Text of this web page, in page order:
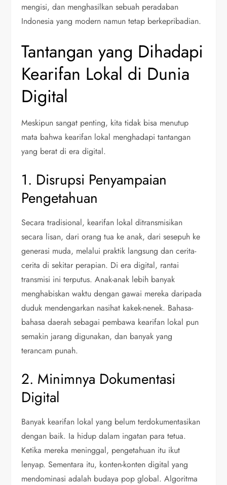
mengisi, dan menghasilkan sebuah peradaban
Indonesia yang modern namun tetap berkepribadian.
Tantangan yang Dihadapi
Kearifan Lokal di Dunia
Digital
Meskipun sangat penting, kita tidak bisa menutup
mata bahwa kearifan lokal menghadapi tantangan
yang berat di era digital.
1. Disrupsi Penyampaian
Pengetahuan
Secara tradisional, kearifan lokal ditransmisikan
secara lisan, dari orang tua ke anak, dari sesepuh ke
generasi muda, melalui praktik langsung dan cerita-
cerita di sekitar perapian. Di era digital, rantai
transmisi ini terputus. Anak-anak lebih banyak
menghabiskan waktu dengan gawai mereka daripada
duduk mendengarkan nasihat kakek-nenek. Bahasa-
bahasa daerah sebagai pembawa kearifan lokal pun
semakin jarang digunakan, dan banyak yang
terancam punah.
2. Minimnya Dokumentasi
Digital
Banyak kearifan lokal yang belum terdokumentasikan
dengan baik. Ia hidup dalam ingatan para tetua.
Ketika mereka meninggal, pengetahuan itu ikut
lenyap. Sementara itu, konten-konten digital yang
mendominasi adalah budaya pop global. Algoritma